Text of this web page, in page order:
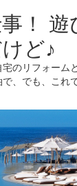
！ 遊
ど♪
のリフォーム
、でも、これ